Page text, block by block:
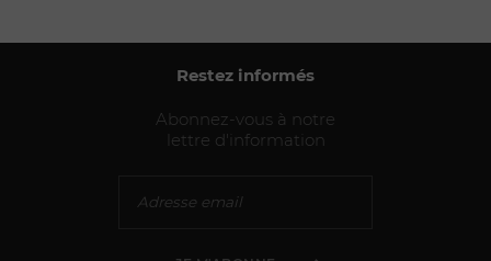
Restez informés
Abonnez-vous à notre
lettre d'information